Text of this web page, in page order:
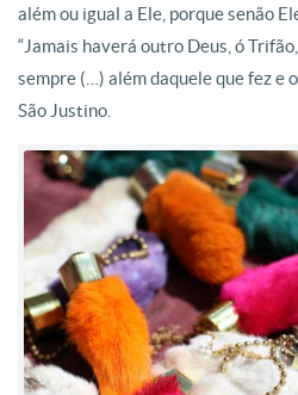
além ou igual a Ele, porque senão
“Jamais haverá outro Deus, ó
sempre (…) além daquele que fez e
São Justino.